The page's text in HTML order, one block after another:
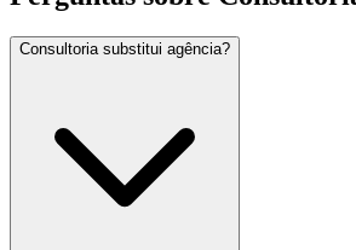
Consultoria substitui agência?